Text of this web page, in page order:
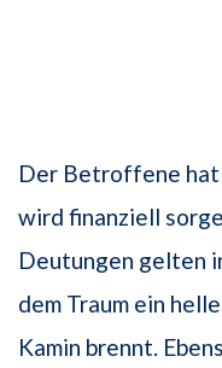
Der Betroffene hat
wird finanziell
Deutungen gelten
dem Traum ein
Kamin brennt.